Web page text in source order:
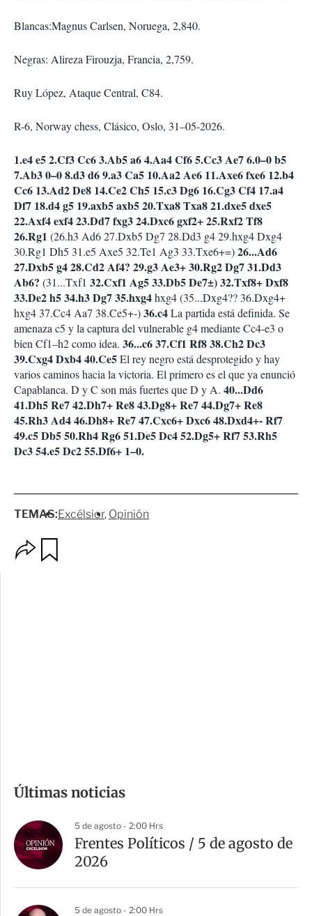
Blancas:Magnus Carlsen, Noruega, 2,840.
Negras: Alireza Firouzja, Francia, 2,759.
Ruy López, Ataque Central, C84.
R-6, Norway chess, Clásico, Oslo, 31–05-2026.
1.e4 e5 2.Cf3 Cc6 3.Ab5 a6 4.Aa4 Cf6 5.Cc3 Ae7 6.0–0 b5
7.Ab3 0–0 8.d3 d6 9.a3 Ca5 10.Aa2 Ae6 11.Axe6 fxe6 12.b4
Cc6 13.Ad2 De8 14.Ce2 Ch5 15.c3 Dg6 16.Cg3 Cf4 17.a4
Df7 18.d4 g5 19.axb5 axb5 20.Txa8 Txa8 21.dxe5 dxe5
22.Axf4 exf4 23.Dd7 fxg3 24.Dxc6 gxf2+ 25.Rxf2 Tf8
26.Rg1 (26.h3 Ad6 27.Dxb5 Dg7 28.Dd3 g4 29.hxg4 Dxg4
30.Rg1 Dh5 31.e5 Axe5 32.Te1 Ag3 33.Txe6+=)26...Ad6
27.Dxb5 g4 28.Cd2 Af4? 29.g3 Ae3+ 30.Rg2 Dg7 31.Dd3
Ab6? (31...Txf1 32.Cxf1 Ag5 33.Db5 De7±) 32.Txf8+ Dxf8
33.De2 h5 34.h3 Dg7 35.hxg4hxg4 (35...Dxg4?? 36.Dxg4+
hxg4 37.Cc4 Aa7 38.Ce5+-)36.c4La partida está definida. Se
amenaza c5 y la captura del vulnerable g4 mediante Cc4-e3 o
bien Cf1–h2 como idea. 36...c6 37.Cf1 Rf8 38.Ch2 Dc3
39.Cxg4 Dxb4 40.Ce5El rey negro está desprotegido y hay
varios caminos hacia la victoria. El primero es el que ya enunció
Capablanca. D y C son más fuertes que D y A. 40...Dd6
41.Dh5 Re7 42.Dh7+ Re8 43.Dg8+ Re7 44.Dg7+ Re8
45.Rh3 Ad4 46.Dh8+ Re7 47.Cxc6+ Dxc6 48.Dxd4+- Rf7
49.c5 Db5 50.Rh4 Rg6 51.De5 Dc4 52.Dg5+ Rf7 53.Rh5
Dc3 54.e5 Dc2 55.Df6+ 1–0.
TEMAS:Excélsior Opinión
p
p
a
r
t
Últimas noticias
5 de agosto - 2:00 Hrs
Frentes Políticos / 5 de agosto de
2026
5 de agosto - 2:00 Hrs